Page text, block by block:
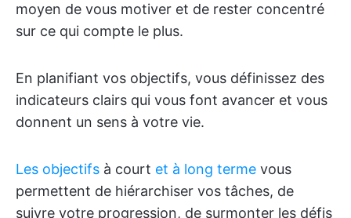
moyen de vous motiver et de rester concentré
sur ce qui compte le plus.
En planifiant vos objectifs, vous définissez des
indicateurs clairs qui vous font avancer et vous
donnent un sens à votre vie.
Les objectifs à court et à long terme vous
permettent de hiérarchiser vos tâches, de
suivre votre progression, de surmonter les défis